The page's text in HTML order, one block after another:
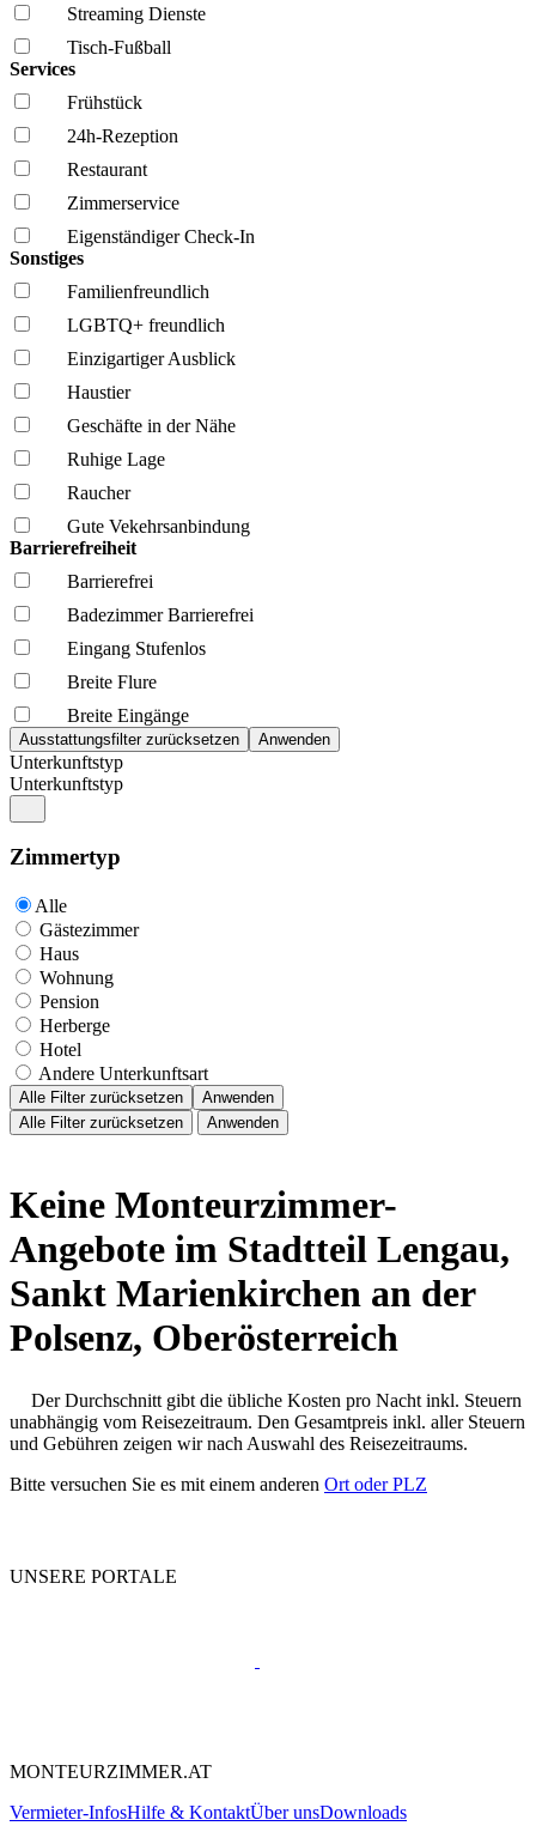
Streaming Dienste
Tisch-Fußball
Services
Frühstück
24h-Rezeption
Restaurant
Zimmerservice
Eigenständiger Check-In
Sonstiges
Familien­freundlich
LGBTQ+ freundlich
Einzigartiger Ausblick
Haustier
Geschäfte in der Nähe
Ruhige Lage
Raucher
Gute Vekehrsanbindung
Barrierefreiheit
Barrierefrei
Badezimmer Barrierefrei
Eingang Stufenlos
Breite Flure
Breite Eingänge
Unterkunftstyp
Unterkunftstyp
Zimmertyp
Alle
Gästezimmer
Haus
Wohnung
Pension
Herberge
Hotel
Andere Unterkunftsart
Alle Filter zurücksetzen
Anwenden
Alle Filter zurücksetzen
Anwenden
Keine Monteurzimmer-
Angebote im Stadtteil Lengau,
Sankt Marienkirchen an der
Polsenz, Oberösterreich
Der Durchschnitt gibt die übliche Kosten pro Nacht inkl. Steuern
unabhängig vom Reisezeitraum. Den Gesamtpreis inkl. aller Steuern
und Gebühren zeigen wir nach Auswahl des Reisezeitraums.
Bitte versuchen Sie es mit einem anderen Ort oder PLZ
UNSERE PORTALE
MONTEURZIMMER.AT
Vermieter-InfosHilfe & KontaktÜber unsDownloads